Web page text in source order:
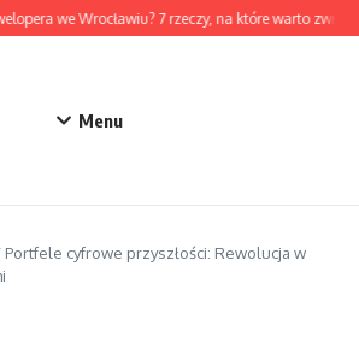
we Wrocławiu? 7 rzeczy, na które warto
Menu
Portfele cyfrowe przyszłości: Rewolucja w